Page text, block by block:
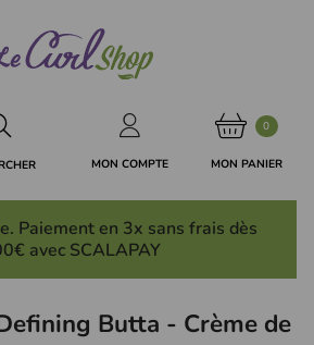
MON COMPTE
0
MON PANIER
Paiement en 3x sans frais dès
avec SCALAPAY
Butta - Crème de